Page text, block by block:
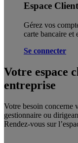
Espace
Gérez vos
carte bancaire et
Se connecter
Votre espace
entreprise
Votre besoin concerne
gestionnaire ou
Rendez-vous sur